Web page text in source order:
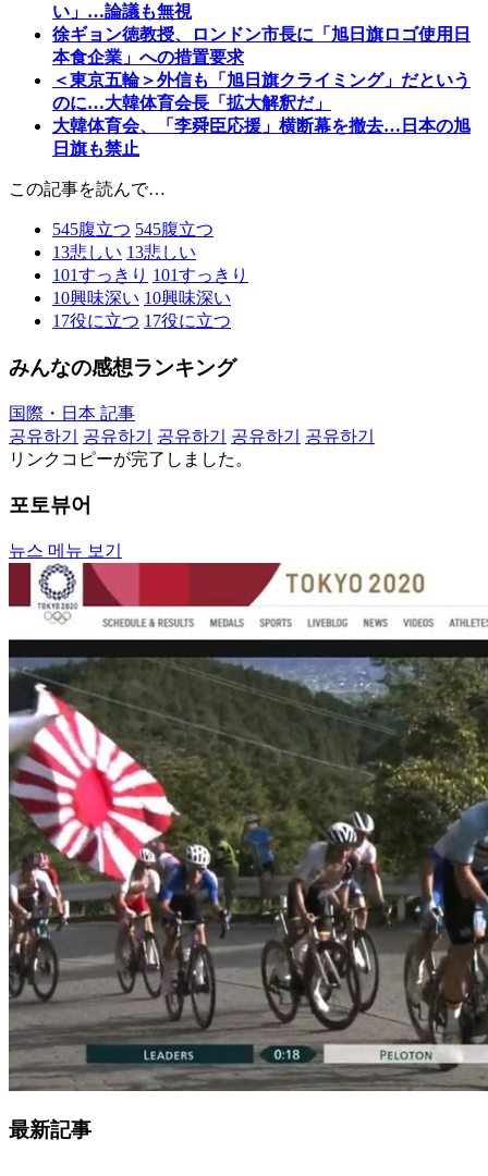
い」…論議も無視
徐ギョン徳教授、ロンドン市長に「旭日旗ロゴ使用日
本食企業」への措置要求
＜東京五輪＞外信も「旭日旗クライミング」だという
のに…大韓体育会長「拡大解釈だ」
大韓体育会、「李舜臣応援」横断幕を撤去…日本の旭
日旗も禁止
この記事を読んで…
545腹立つ 545腹立つ
13悲しい 13悲しい
101すっきり 101すっきり
10興味深い 10興味深い
17役に立つ 17役に立つ
みんなの感想ランキング
国際・日本 記事
공유하기
공유하기 공유하기 공유하기
공유하기
リンクコピーが完了しました。
포토뷰어
뉴스 메뉴 보기
最新記事